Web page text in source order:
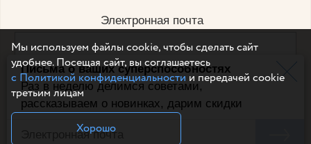
Письма о ваших суперспособностях
Раз в неделю делимся советами,
рассказываем о новинках, дарим скидки
Электронная почта
Например, dulsineya@gmail.com
Без спама и смс
Подписаться
Мы используем файлы cookie, чтобы сделать сайт
удобнее. Посещая сайт, вы соглашаетесь
с Политикой конфиденциальностии передачей cookie
третьим лицам
Хорошо